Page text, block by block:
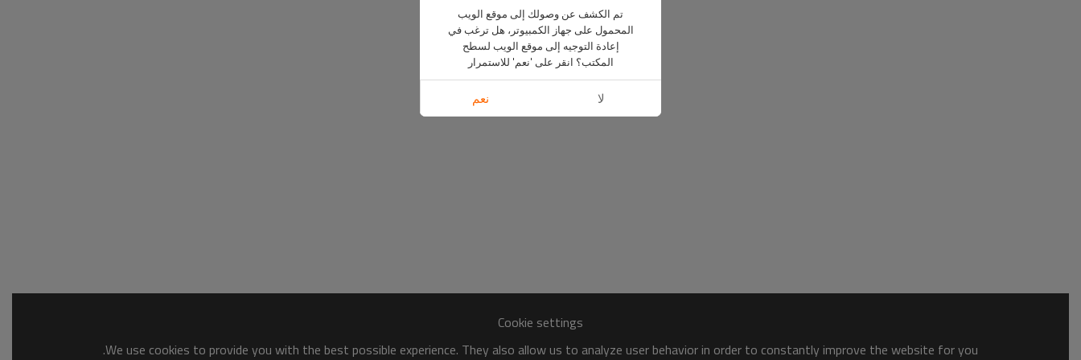
Cookie settings
We use cookies to provide you with the best possible experience. They also allow us to analyze user behavior in order to constantly improve the website for you.
تم الكشف عن وصولك إلى موقع الويب
المحمول على جهاز الكمبيوتر، هل ترغب في
إعادة التوجيه إلى موقع الويب لسطح
المكتب؟ انقر على 'نعم' للاستمرار
لا نعم